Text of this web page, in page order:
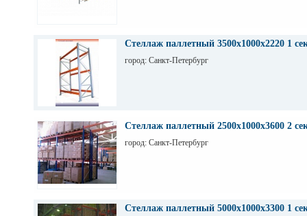
Стеллаж паллетный 3500х1000х2220 1
город: Санкт-Петербург
Стеллаж паллетный 2500х1000х3600 2
город: Санкт-Петербург
Стеллаж паллетный 5000х1000х3300 1